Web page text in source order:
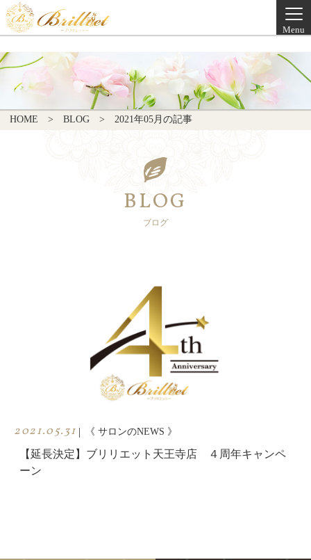
Menu
HOME BLOG 2021年05月の記事
BLOG
ブログ
2021.05.31 | 《 サロンのNEWS 》
【延長決定】ブリリエット天王寺店 ４周年キャンペ
ーン